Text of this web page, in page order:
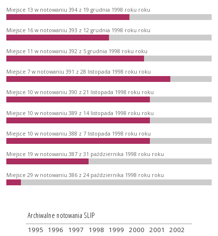
Miejsce 13 w notowaniu 394 z 19 grudnia 1998 roku roku
Miejsce 16 w notowaniu 393 z 12 grudnia 1998 roku roku
Miejsce 11 w notowaniu 392 z 5 grudnia 1998 roku roku
Miejsce 7 w notowaniu 391 z 28 listopada 1998 roku roku
Miejsce 10 w notowaniu 390 z 21 listopada 1998 roku roku
Miejsce 10 w notowaniu 389 z 14 listopada 1998 roku roku
Miejsce 10 w notowaniu 388 z 7 listopada 1998 roku roku
Miejsce 19 w notowaniu 387 z 31 października 1998 roku roku
Miejsce 29 w notowaniu 386 z 24 października 1998 roku roku
Archiwalne notowania SLIP
1995 1996 1997 1998 1999 2000 2001
2002